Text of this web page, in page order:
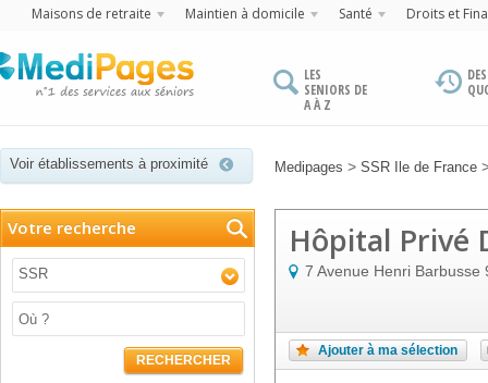
Maisons de retraite Maintien à domicile Santé Droits et
LES
SENIORS DE
A À Z
Voir établissements à proximité Medipages > SSR Ile de France
Votre recherche
SSR
RECHERCHER
Hôpital Privé
7 Avenue Henri Barbusse
Ajouter à ma sélection